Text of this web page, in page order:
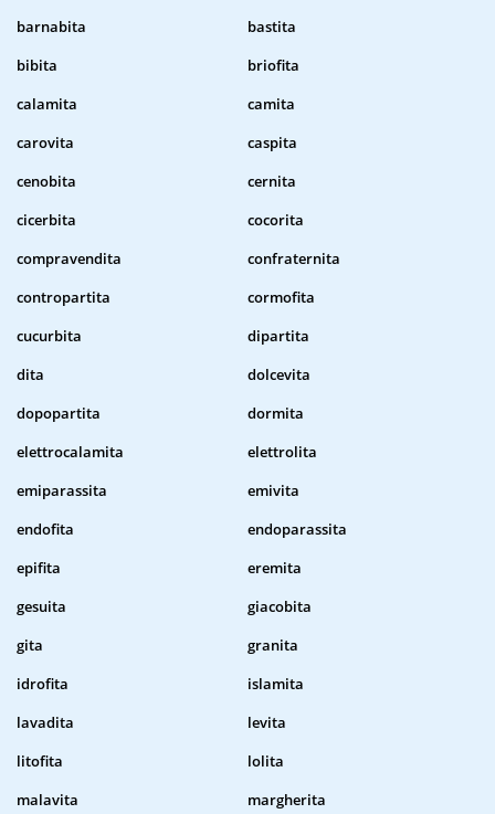
barnabita
bastita
bibita
briofita
calamita
camita
carovita
caspita
cenobita
cernita
cicerbita
cocorita
compravendita
confraternita
contropartita
cormofita
cucurbita
dipartita
dita
dolcevita
dopopartita
dormita
elettrocalamita
elettrolita
emiparassita
emivita
endofita
endoparassita
epifita
eremita
gesuita
giacobita
gita
granita
idrofita
islamita
lavadita
levita
litofita
lolita
malavita
margherita